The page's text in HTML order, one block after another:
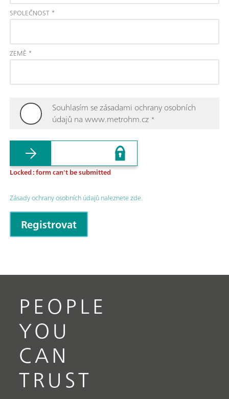
SPOLEČNOST *
ZEMĚ *
Souhlasím se zásadami ochrany osobních
údajů na www.metrohm.cz *
Locked : form can't be submitted
Zásady ochrany osobních údajů naleznete zde.
PEOPLE
YOU
CAN
TRUST